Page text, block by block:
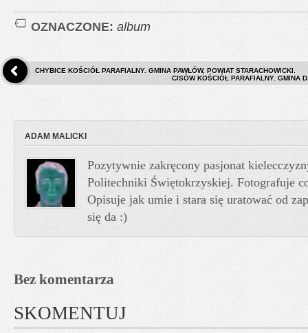
OZNACZONE: album
CHYBICE KOŚCIÓŁ PARAFIALNY. GMINA PAWŁÓW, POWIAT STARACHOWICKI.
CISÓW KOŚCIÓŁ PARAFIALNY. GMINA
ADAM MALICKI
Pozytywnie zakręcony pasjonat
Politechniki Świętokrzyskiej. Fotografuje
Opisuje jak umie i stara się uratować od
się da :)
Bez komentarza
SKOMENTUJ